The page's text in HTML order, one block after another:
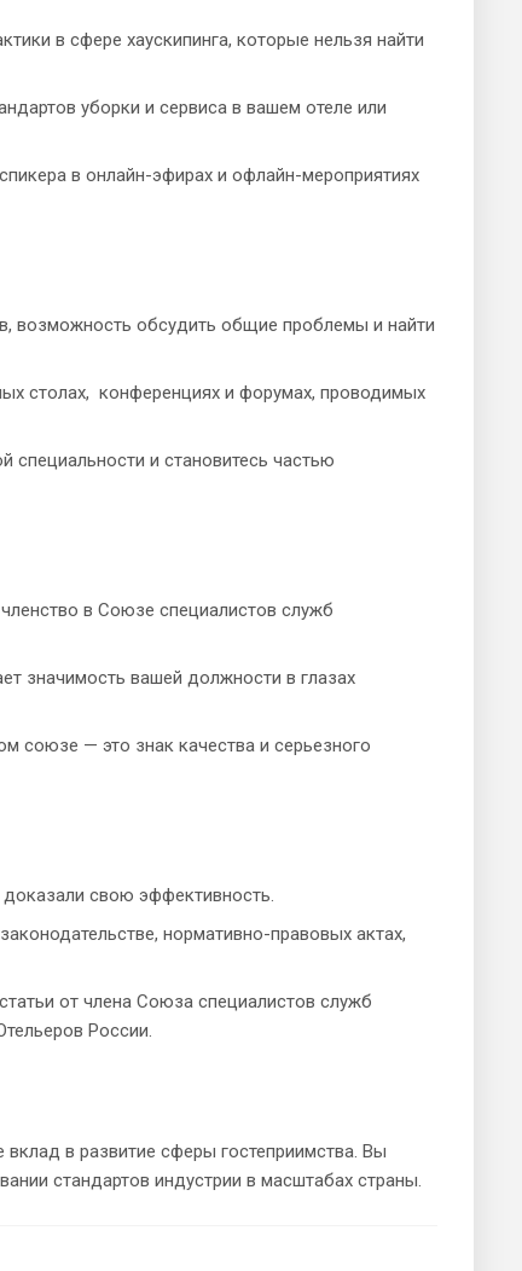
в сфере хаускипинга, которые нельзя найти
уборки и сервиса в вашем отеле или
в онлайн-эфирах и офлайн-мероприятиях
возможность обсудить общие проблемы и найти
столах, конференциях и форумах, проводимых
и становитесь частью
в Союзе специалистов служб
значимость вашей должности в глазах
союзе — это знак качества и серьезного
свою эффективность.
нормативно-правовых актах,
от члена Союза специалистов служб
России.
в развитие сферы гостеприимства. Вы
стандартов индустрии в масштабах страны.